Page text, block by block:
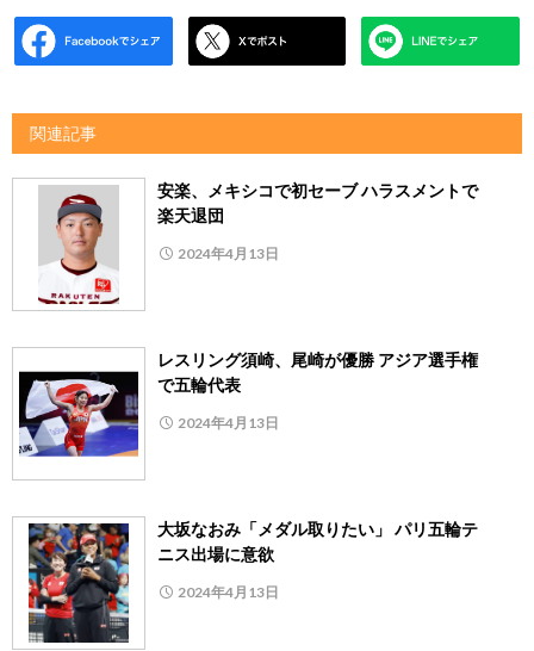
関連記事
安楽、メキシコで初セーブ ハラスメントで
楽天退団
2024年4月13日
レスリング須崎、尾崎が優勝 アジア選手権
で五輪代表
2024年4月13日
大坂なおみ「メダル取りたい」 パリ五輪テ
ニス出場に意欲
2024年4月13日